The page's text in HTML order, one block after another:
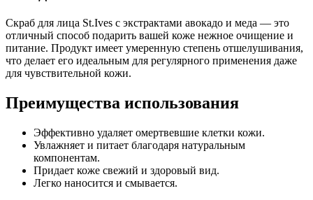
Скраб для лица St.Ives с экстрактами авокадо и меда — это
отличный способ подарить вашей коже нежное очищение и
питание. Продукт имеет умеренную степень отшелушивания,
что делает его идеальным для регулярного применения даже
для чувствительной кожи.
Преимущества использования
Эффективно удаляет омертвевшие клетки кожи.
Увлажняет и питает благодаря натуральным
компонентам.
Придает коже свежий и здоровый вид.
Легко наносится и смывается.